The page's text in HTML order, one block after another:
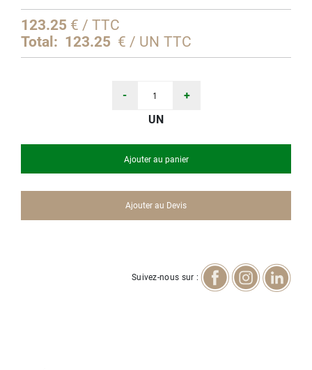
123.25 € / TTC
Total: 123.25 € / UN TTC
-
+
UN
Ajouter au panier
Ajouter au Devis
Suivez-nous sur :
d’images